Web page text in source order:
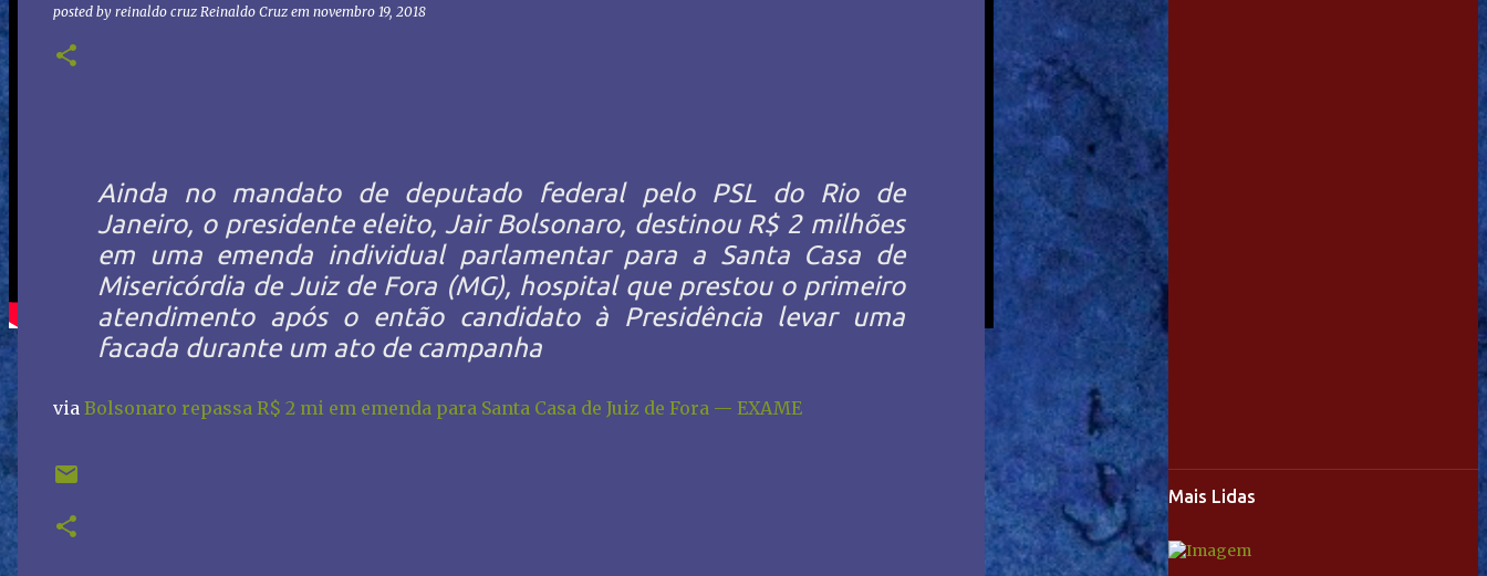
posted by reinaldo cruz Reinaldo Cruz em novembro 19, 2018
Ainda no mandato de deputado federal pelo PSL do Rio de
Janeiro, o presidente eleito, Jair Bolsonaro, destinou R$ 2 milhões
em uma emenda individual parlamentar para a Santa Casa de
Misericórdia de Juiz de Fora (MG), hospital que prestou o primeiro
atendimento após o então candidato à Presidência levar uma
facada durante um ato de campanha
via Bolsonaro repassa R$ 2 mi em emenda para Santa Casa de Juiz de Fora — EXAME
Mais Lidas